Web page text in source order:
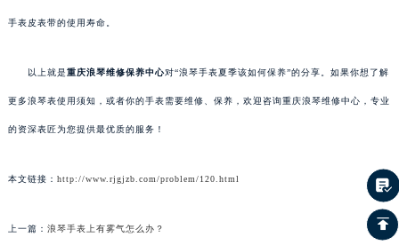
手表皮表带的使用寿命。
以上就是重庆浪琴维修保养中心对“浪琴手表夏季该如何保养”的分享。如果你想了解
更多浪琴表使用须知，或者你的手表需要维修、保养，欢迎咨询重庆浪琴维修中心，专业
的资深表匠为您提供最优质的服务！
本文链接： http://www.rjgjzb.com/problem/120.html
上一篇： 浪琴手表上有雾气怎么办？